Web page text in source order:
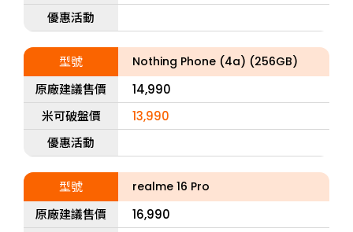
優惠活動
型號 Nothing Phone (4a) (256GB)
原廠建議售價
14,990
米可破盤價
13,990
優惠活動
型號 realme 16 Pro
原廠建議售價
16,990